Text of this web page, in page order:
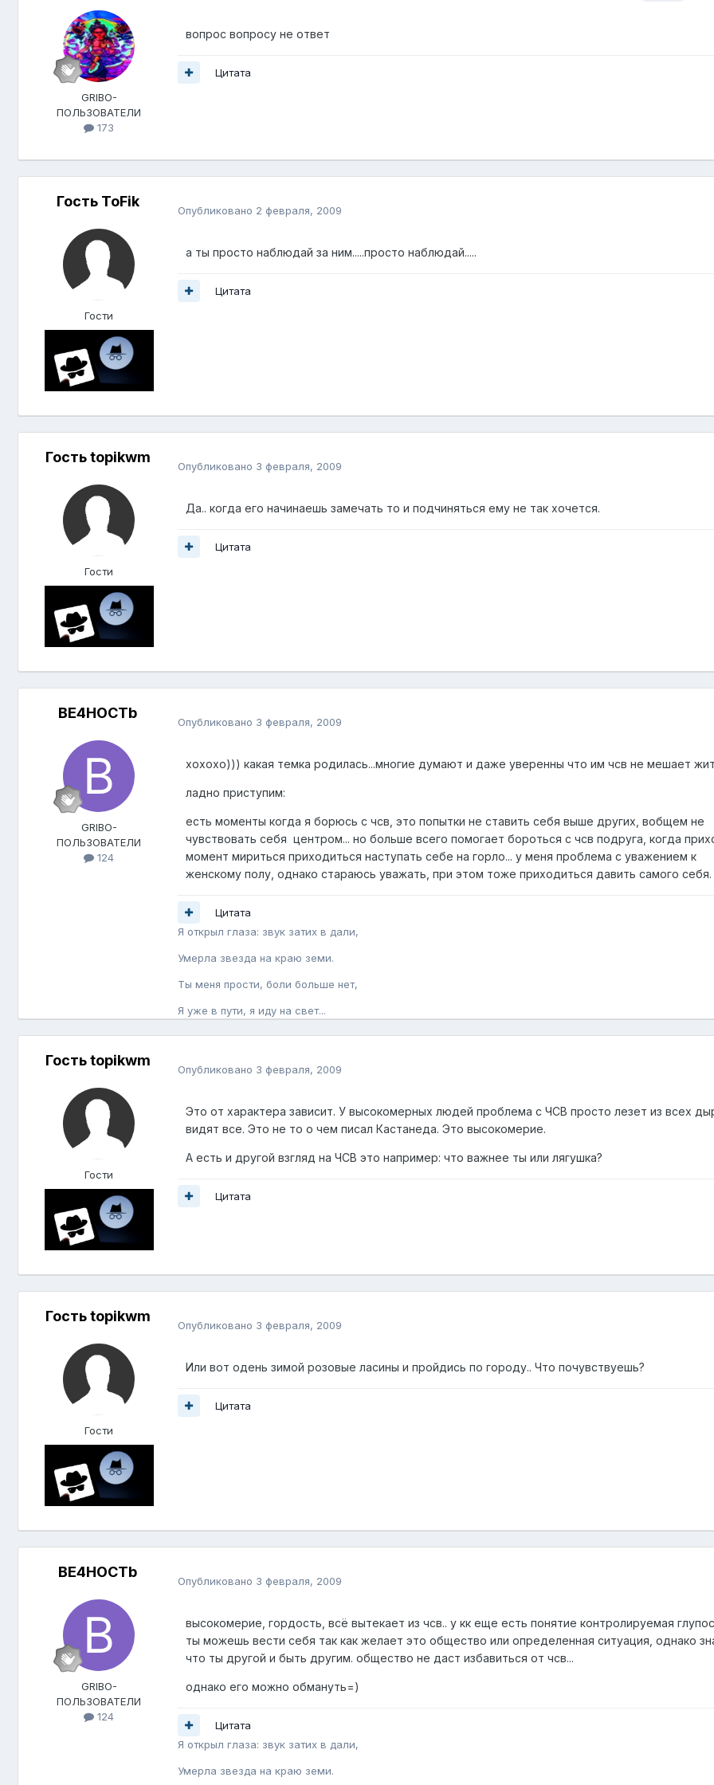
GRIBO-
ПОЛЬЗОВАТЕЛИ
173
вопрос вопросу не ответ
Цитата
Гость ToFik
Гости
Опубликовано 2 февраля, 2009
а ты просто наблюдай за ним.....просто наблюдай.....
Цитата
Гость topikwm
Гости
Опубликовано 3 февраля, 2009
Да.. когда его начинаешь замечать то и подчиняться ему не так хочется.
Цитата
BE4HOCTb
GRIBO-
ПОЛЬЗОВАТЕЛИ
124
Опубликовано 3 февраля, 2009
хохохо))) какая темка родилась...многие думают и даже уверенны что им чсв не мешает
ладно приступим:
есть моменты когда я борюсь с чсв, это попытки не ставить себя выше других, вобщем не
чувствовать себя центром... но больше всего помогает бороться с чсв подруга, когда
момент мириться приходиться наступать себе на горло... у меня проблема с уважением к
женскому полу, однако стараюсь уважать, при этом тоже приходиться давить самого себя.
Цитата
Я открыл глаза: звук затих в дали,
Умерла звезда на краю земи.
Ты меня прости, боли больше нет,
Я уже в пути, я иду на свет...
Гость topikwm
Гости
Опубликовано 3 февраля, 2009
Это от характера зависит. У высокомерных людей проблема с ЧСВ просто лезет из всех
видят все. Это не то о чем писал Кастанеда. Это высокомерие.
А есть и другой взгляд на ЧСВ это например: что важнее ты или лягушка?
Цитата
Гость topikwm
Гости
Опубликовано 3 февраля, 2009
Или вот одень зимой розовые ласины и пройдись по городу.. Что почувствуешь?
Цитата
BE4HOCTb
GRIBO-
ПОЛЬЗОВАТЕЛИ
124
Опубликовано 3 февраля, 2009
высокомерие, гордость, всё вытекает из чсв.. у кк еще есть понятие контролируемая
ты можешь вести себя так как желает это общество или определенная ситуация, однако
что ты другой и быть другим. общество не даст избавиться от чсв...
однако его можно обмануть=)
Цитата
Я открыл глаза: звук затих в дали,
Умерла звезда на краю земи.